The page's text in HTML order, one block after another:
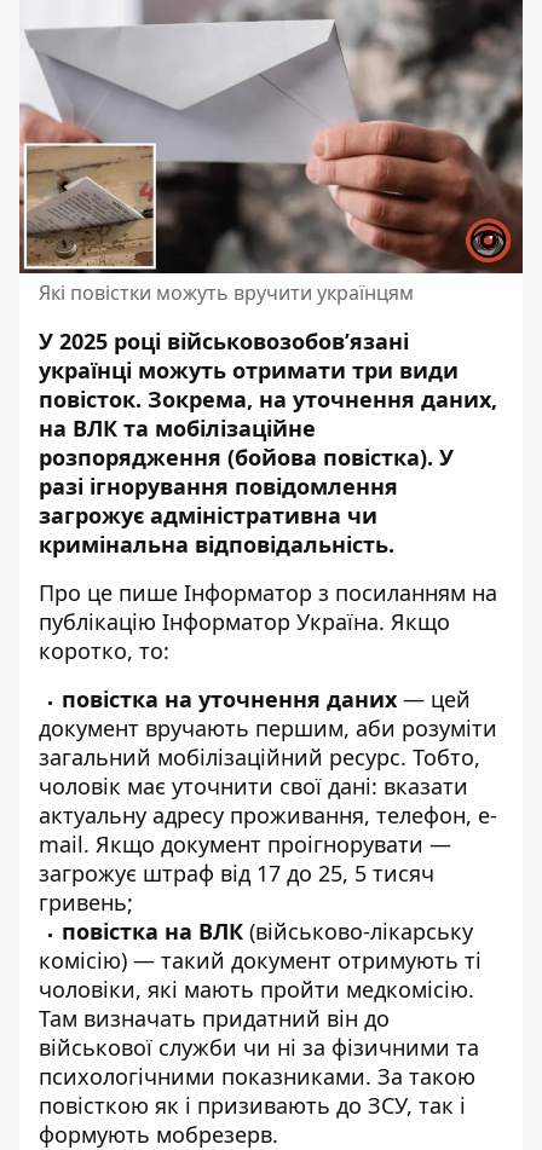
Які повістки можуть вручити українцям
У 2025 році військовозобов’язані
українці можуть отримати три види
повісток. Зокрема, на уточнення даних,
на ВЛК та мобілізаційне
розпорядження (бойова повістка). У
разі ігнорування повідомлення
загрожує адміністративна чи
кримінальна відповідальність.
Про це пише Інформатор з посиланням на
публікацію Інформатор Україна. Якщо
коротко, то:
повістка на уточнення даних — цей
документ вручають першим, аби розуміти
загальний мобілізаційний ресурс. Тобто,
чоловік має уточнити свої дані: вказати
актуальну адресу проживання, телефон, е-
mail. Якщо документ проігнорувати —
загрожує штраф від 17 до 25, 5 тисяч
гривень;
повістка на ВЛК (військово-лікарську
комісію) — такий документ отримують ті
чоловіки, які мають пройти медкомісію.
Там визначать придатний він до
військової служби чи ні за фізичними та
психологічними показниками. За такою
повісткою як і призивають до ЗСУ, так і
формують мобрезерв.